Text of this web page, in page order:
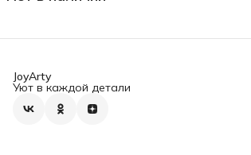
JoyArty
Уют в каждой детали